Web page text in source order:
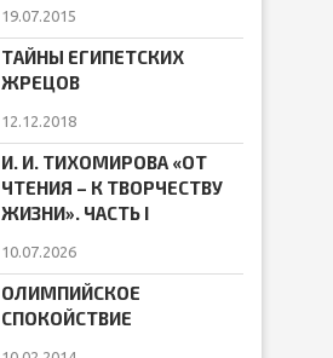
19.07.2015
ТАЙНЫ ЕГИПЕТСКИХ
ЖРЕЦОВ
12.12.2018
И. И. ТИХОМИРОВА «ОТ
ЧТЕНИЯ – К ТВОРЧЕСТВУ
ЖИЗНИ». ЧАСТЬ I
10.07.2026
ОЛИМПИЙСКОЕ
СПОКОЙСТВИЕ